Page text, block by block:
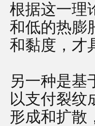
根据这一理
和低的热膨
和黏度，才
另一种是基
以支付裂纹
形成和扩散